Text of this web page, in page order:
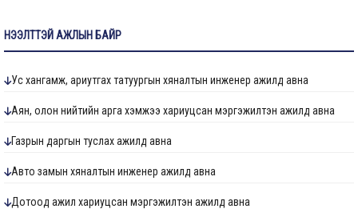
НЭЭЛТТЭЙ АЖЛЫН БАЙР
Ус хангамж, ариутгах татуургын хяналтын инженер ажилд авна
Аян, олон нийтийн арга хэмжээ хариуцсан мэргэжилтэн ажилд авна
Газрын даргын туслах ажилд авна
Авто замын хяналтын инженер ажилд авна
Дотоод ажил хариуцсан мэргэжилтэн ажилд авна